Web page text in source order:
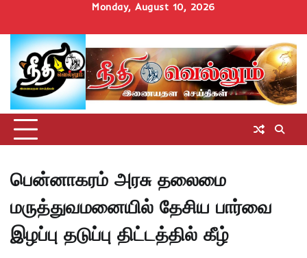
content
Monday, August 10, 2026
Homeசெய்திகள்
தமிழ்நாடுமாவட்டச்செய்திகள்
அரசியல்ஆன்மிகம்
சட்டம்
அறிவோம்
சினிமாUncategorized
பென்னாகரம் அரசு தலைமை
மருத்துவமனையில் தேசிய பார்வை
இழப்பு தடுப்பு திட்டத்தில் கீழ்